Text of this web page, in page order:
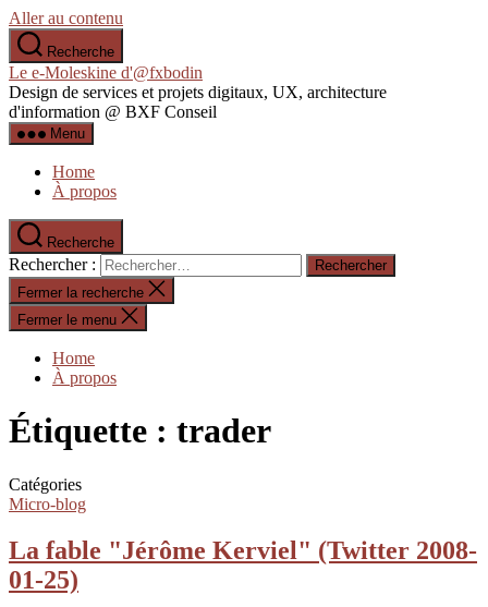
Aller au contenu
Recherche
Le e-Moleskine d'@fxbodin
Design de services et projets digitaux, UX, architecture
d'information @ BXF Conseil
Menu
Home
À propos
Recherche
Rechercher :
Fermer la recherche
Fermer le menu
Home
À propos
Étiquette : trader
Catégories
Micro-blog
La fable "Jérôme Kerviel" (Twitter 2008-
01-25)